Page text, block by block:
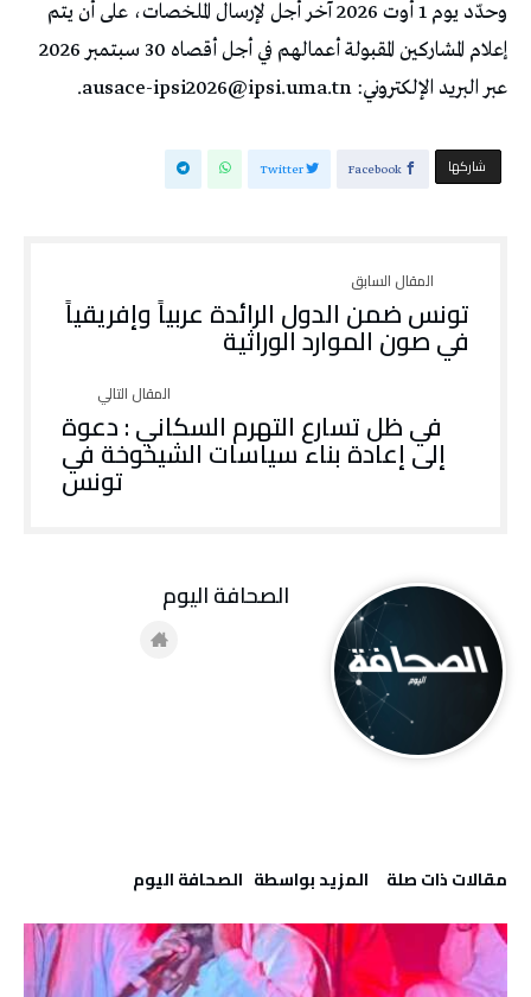
وحدّد يوم 1 أوت 2026 آخر أجل لإرسال الملخصات، على أن يتم
إعلام المشاركين المقبولة أعمالهم في أجل أقصاه 30 سبتمبر 2026
عبر البريد الإلكتروني: ausace-ipsi2026@ipsi.uma.tn.
‫‫ شاركها‬ Facebook
Twitter
تونس ضمن الدول الرائدة عربياً وإفريقياً
في صون الموارد الوراثية
في ظل تسارع التهرم السكاني : دعوة
إلى إعادة بناء سياسات الشيخوخة في
تونس
‫مقالات ذات صلة‬ ‫‫المزيد بواسطة‬ ‬ ‭ ‬الصحافة‭ ‬اليوم